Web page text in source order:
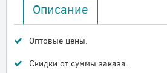
Описание
Оптовые цены.
Скидки от суммы заказа.